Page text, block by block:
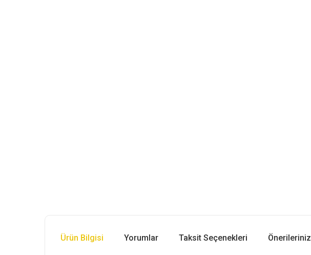
Ürün Bilgisi Yorumlar Taksit Seçenekleri Önerileriniz